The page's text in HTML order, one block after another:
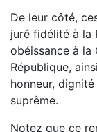
De leur côté,
juré fidélité à la
obéissance à
République,
honneur,
suprême.
Notez que ce